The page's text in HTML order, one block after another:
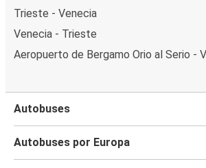
Trieste - Venecia
Venecia - Trieste
Aeropuerto de Bergamo Orio al Serio -
Autobuses
Autobuses por Europa